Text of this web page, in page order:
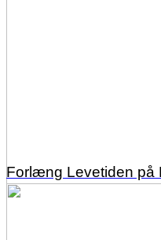
Forlæng Levetiden på